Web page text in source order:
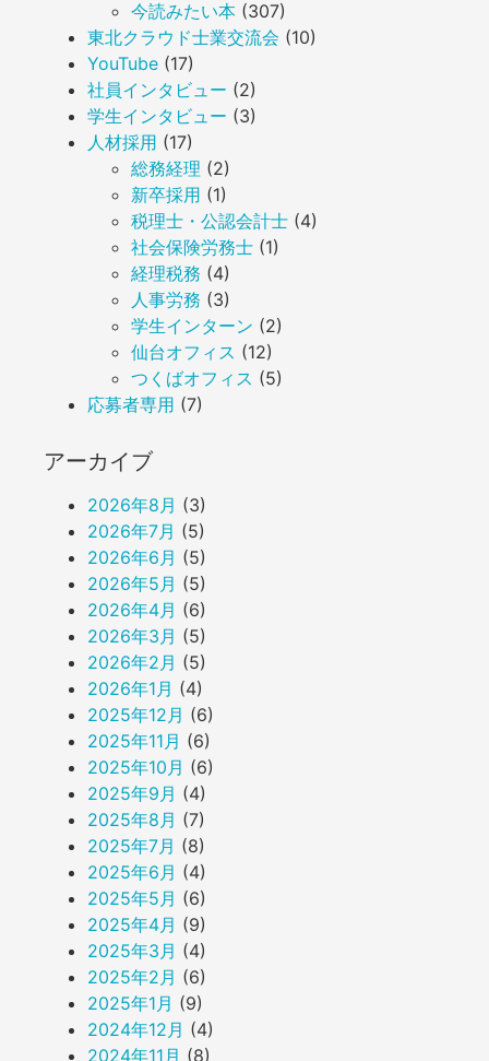
今読みたい本 (307)
東北クラウド士業交流会 (10)
YouTube (17)
社員インタビュー (2)
学生インタビュー (3)
人材採用 (17)
総務経理 (2)
新卒採用 (1)
税理士・公認会計士 (4)
社会保険労務士 (1)
経理税務 (4)
人事労務 (3)
学生インターン (2)
仙台オフィス (12)
つくばオフィス (5)
応募者専用 (7)
アーカイブ
2026年8月 (3)
2026年7月 (5)
2026年6月 (5)
2026年5月 (5)
2026年4月 (6)
2026年3月 (5)
2026年2月 (5)
2026年1月 (4)
2025年12月 (6)
2025年11月 (6)
2025年10月 (6)
2025年9月 (4)
2025年8月 (7)
2025年7月 (8)
2025年6月 (4)
2025年5月 (6)
2025年4月 (9)
2025年3月 (4)
2025年2月 (6)
2025年1月 (9)
2024年12月 (4)
2024年11月 (8)